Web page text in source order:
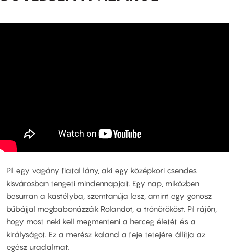
Pil egy vagány fiatal lány, aki egy középkori csendes
kisvárosban tengeti mindennapjait. Egy nap, miközben
besurran a kastélyba, szemtanúja lesz, amint egy gonosz
bűbájjal megbabonázzák Rolandot, a trónörököst. Pil rájön,
hogy most neki kell megmenteni a herceg életét és a
királyságot. Ez a merész kaland a feje tetejére állítja az
egész uradalmat.